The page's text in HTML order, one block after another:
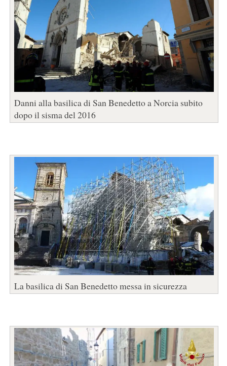
Danni alla basilica di San Benedetto a Norcia subito
dopo il sisma del 2016
La basilica di San Benedetto messa in sicurezza